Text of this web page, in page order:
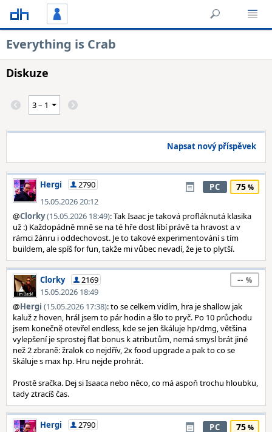
Everything is Crab
Diskuze
Napsat nový příspěvek
Hergi
2790
15.05.2026 20:12
PC 75
@Clorky(15.05.2026 18:49): Tak Isaac je taková profláknutá klasika
už :) Každopádně mně se na té hře dost líbí právě ta hravost a v
rámci žánru i oddechovost. Je to takové experimentování s tím
buildem, ale spíš for fun, takže mi vůbec nevadí, že je to plytší.
Clorky
2169
15.05.2026 18:49
--
@Hergi (15.05.2026 17:38): to se celkem vidím, hra je shallow jak
kaluž z hoven, hrál jsem to pár hodin a šlo to pryč. Po 10 průchodu
jsem konečně otevřel endless, kde se jen škáluje hp/dmg, většina
vylepšení je sprostej flat bonus k atributům, nemá smysl brát jiné
než 2 zbraně: žralok co nejdřív, 2x food upgrade a pak to co se
škáluje s max hp. Hru nejde prohrát.
Prostě sračka. Dej si Isaaca nebo něco, co má aspoň trochu hloubku,
tady ztracíš čas.
Hergi
2790
PC 75